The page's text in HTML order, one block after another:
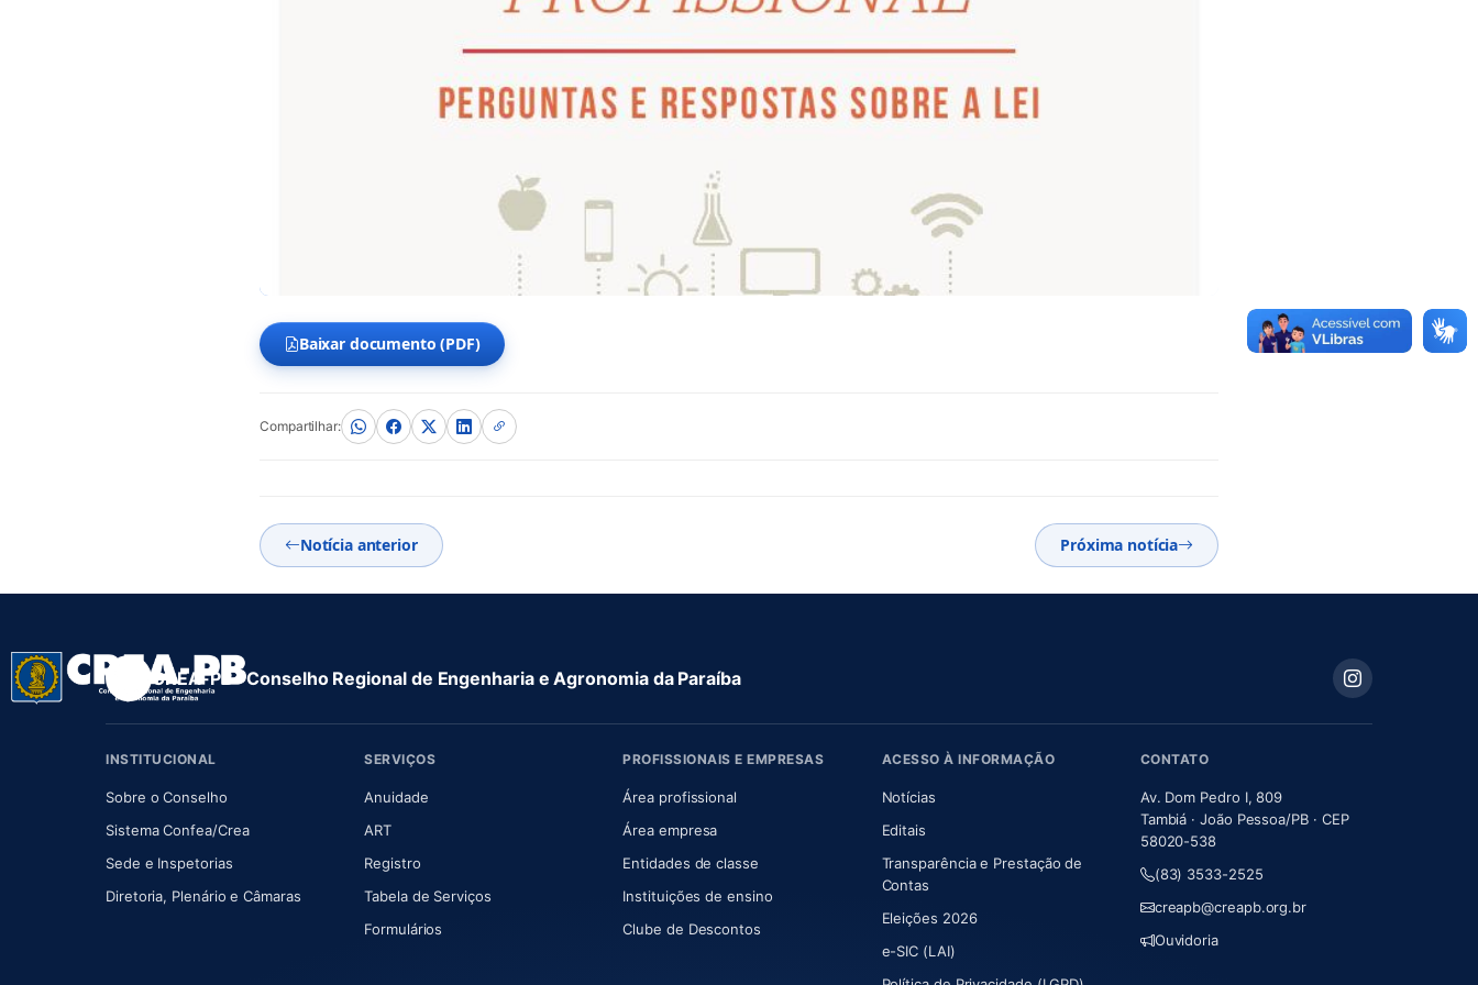
Baixar documento (PDF)
(abre em nova aba)
Compartilhar:
Notícia anterior Próxima notícia
CREA-PB · Conselho Regional de Engenharia e Agronomia da Paraíba
INSTITUCIONAL
Sobre o Conselho(abre em nova aba)
Sistema Confea/Crea(abre em nova aba)
Sede e Inspetorias
Diretoria, Plenário e Câmaras(abre em nova aba)
SERVIÇOS
Anuidade(abre em nova aba)
ART(abre em nova aba)
Registro
Tabela de Serviços
Formulários
PROFISSIONAIS E EMPRESAS
Área profissional
Área empresa
Entidades de classe
Instituições de ensino
Clube de Descontos
ACESSO À INFORMAÇÃO
Notícias
Editais
Transparência e Prestação de
Contas
Eleições 2026
e-SIC (LAI)
CONTATO
Av. Dom Pedro I, 809
Tambiá · João Pessoa/PB · CEP
58020-538
(83) 3533-2525
creapb@creapb.org.br
Ouvidoria